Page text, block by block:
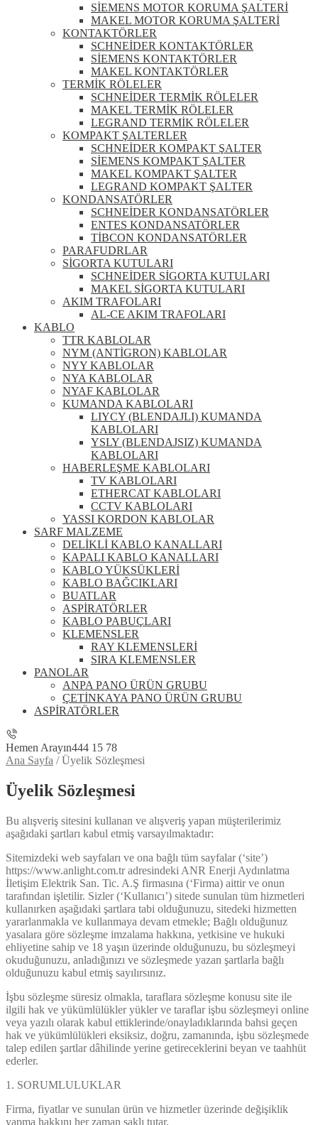
SİEMENS MOTOR KORUMA ŞALTERİ
MAKEL MOTOR KORUMA ŞALTERİ
KONTAKTÖRLER
SCHNEİDER KONTAKTÖRLER
SİEMENS KONTAKTÖRLER
MAKEL KONTAKTÖRLER
TERMİK RÖLELER
SCHNEİDER TERMİK RÖLELER
MAKEL TERMİK RÖLELER
LEGRAND TERMİK RÖLELER
KOMPAKT ŞALTERLER
SCHNEİDER KOMPAKT ŞALTER
SİEMENS KOMPAKT ŞALTER
MAKEL KOMPAKT ŞALTER
LEGRAND KOMPAKT ŞALTER
KONDANSATÖRLER
SCHNEİDER KONDANSATÖRLER
ENTES KONDANSATÖRLER
TİBCON KONDANSATÖRLER
PARAFUDRLAR
SİGORTA KUTULARI
SCHNEİDER SİGORTA KUTULARI
MAKEL SİGORTA KUTULARI
AKIM TRAFOLARI
AL-CE AKIM TRAFOLARI
KABLO
TTR KABLOLAR
NYM (ANTİGRON) KABLOLAR
NYY KABLOLAR
NYA KABLOLAR
NYAF KABLOLAR
KUMANDA KABLOLARI
LIYCY (BLENDAJLI) KUMANDA
KABLOLARI
YSLY (BLENDAJSIZ) KUMANDA
KABLOLARI
HABERLEŞME KABLOLARI
TV KABLOLARI
ETHERCAT KABLOLARI
CCTV KABLOLARI
YASSI KORDON KABLOLAR
SARF MALZEME
DELİKLİ KABLO KANALLARI
KAPALI KABLO KANALLARI
KABLO YÜKSÜKLERİ
KABLO BAĞCIKLARI
BUATLAR
ASPİRATÖRLER
KABLO PABUÇLARI
KLEMENSLER
RAY KLEMENSLERİ
SIRA KLEMENSLER
PANOLAR
ANPA PANO ÜRÜN GRUBU
ÇETİNKAYA PANO ÜRÜN GRUBU
ASPİRATÖRLER
Hemen Arayın444 15 78
Ana Sayfa /Üyelik Sözleşmesi
Üyelik Sözleşmesi
Bu alışveriş sitesini kullanan ve alışveriş yapan müşterilerimiz
aşağıdaki şartları kabul etmiş varsayılmaktadır:
Sitemizdeki web sayfaları ve ona bağlı tüm sayfalar (‘site’)
https://www.anlight.com.tr adresindeki ANR Enerji Aydınlatma
İletişim Elektrik San. Tic. A.Ş firmasına (‘Firma) aittir ve onun
tarafından işletilir. Sizler (‘Kullanıcı’) sitede sunulan tüm hizmetleri
kullanırken aşağıdaki şartlara tabi olduğunuzu, sitedeki hizmetten
yararlanmakla ve kullanmaya devam etmekle; Bağlı olduğunuz
yasalara göre sözleşme imzalama hakkına, yetkisine ve hukuki
ehliyetine sahip ve 18 yaşın üzerinde olduğunuzu, bu sözleşmeyi
okuduğunuzu, anladığınızı ve sözleşmede yazan şartlarla bağlı
olduğunuzu kabul etmiş sayılırsınız.
İşbu sözleşme süresiz olmakla, taraflara sözleşme konusu site ile
ilgili hak ve yükümlülükler yükler ve taraflar işbu sözleşmeyi online
veya yazılı olarak kabul ettiklerinde/onayladıklarında bahsi geçen
hak ve yükümlülükleri eksiksiz, doğru, zamanında, işbu sözleşmede
talep edilen şartlar dâhilinde yerine getireceklerini beyan ve taahhüt
ederler.
1. SORUMLULUKLAR
Firma, fiyatlar ve sunulan ürün ve hizmetler üzerinde değişiklik
yapma hakkını her zaman saklı tutar.